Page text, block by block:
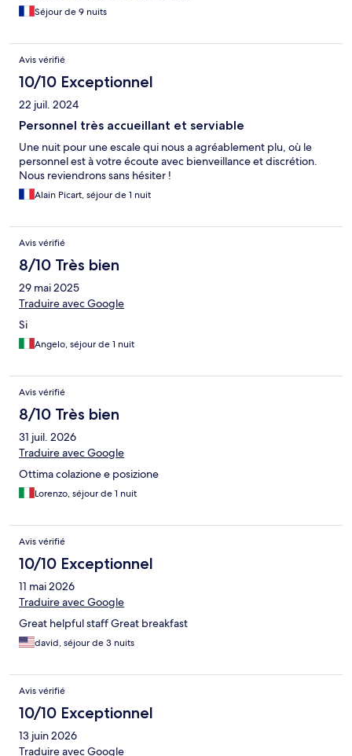
Séjour de 9 nuits
Avis vérifié
10/10 Exceptionnel
22 juil. 2024
Personnel très accueillant et serviable
Une nuit pour une escale qui nous a agréablement plu, où le
personnel est à votre écoute avec bienveillance et discrétion.
Nous reviendrons sans hésiter !
Alain Picart, séjour de 1 nuit
Avis vérifié
8/10 Très bien
29 mai 2025
Traduire avec Google
Si
Angelo, séjour de 1 nuit
Avis vérifié
8/10 Très bien
31 juil. 2026
Traduire avec Google
Ottima colazione e posizione
Lorenzo, séjour de 1 nuit
Avis vérifié
10/10 Exceptionnel
11 mai 2026
Traduire avec Google
Great helpful staff Great breakfast
david, séjour de 3 nuits
Avis vérifié
10/10 Exceptionnel
13 juin 2026
Traduire avec Google